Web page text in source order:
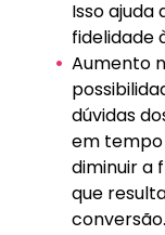
Isso
fidelidade
Aumento
dúvidas
em tempo
diminuir a
que
conversão.